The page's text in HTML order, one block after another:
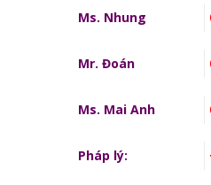
Ms. Nhung
Mr. Đoán
Ms. Mai Anh
Pháp lý: